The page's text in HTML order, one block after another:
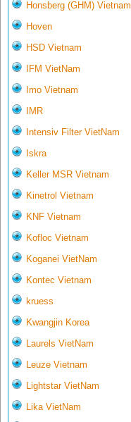
Honsberg (GHM) Vietnam
Hoven
HSD Vietnam
IFM VietNam
Imo Vietnam
IMR
Intensiv Filter VietNam
Iskra
Keller MSR Vietnam
Kinetrol Vietnam
KNF Vietnam
Kofloc Vietnam
Koganei VietNam
Kontec Vietnam
kruess
Kwangjin Korea
Laurels VietNam
Leuze Vietnam
Lightstar VietNam
Lika VietNam